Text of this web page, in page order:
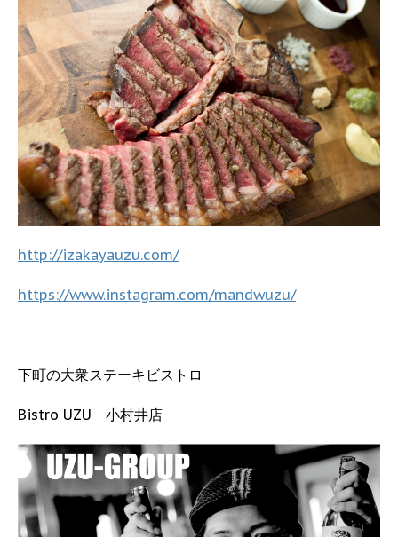
http://izakayauzu.com/
https://www.instagram.com/mandwuzu/
下町の大衆ステーキビストロ
Bistro UZU 小村井店